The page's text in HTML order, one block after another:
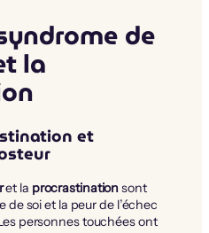
de
la
et
et la procrastination sont
soi et la peur de l’échec
personnes touchées ont